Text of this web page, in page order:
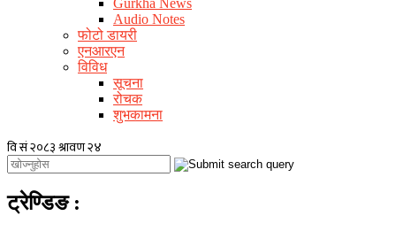
Gurkha News
Audio Notes
फोटो डायरी
एनआरएन
विविध
सूचना
रोचक
शुभकामना
ट्रेण्डिङ :